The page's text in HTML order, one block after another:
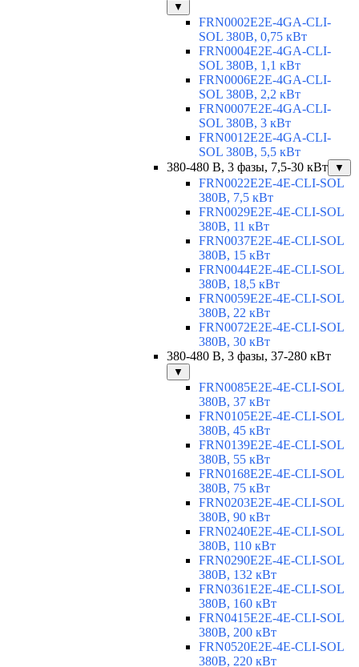
▼
FRN0002E2E-4GA-CLI-
SOL 380В, 0,75 кВт
FRN0004E2E-4GA-CLI-
SOL 380В, 1,1 кВт
FRN0006E2E-4GA-CLI-
SOL 380В, 2,2 кВт
FRN0007E2E-4GA-CLI-
SOL 380В, 3 кВт
FRN0012E2E-4GA-CLI-
SOL 380В, 5,5 кВт
380-480 В, 3 фазы, 7,5-30 кВт
▼
FRN0022E2E-4E-CLI-SOL
380В, 7,5 кВт
FRN0029E2E-4E-CLI-SOL
380В, 11 кВт
FRN0037E2E-4E-CLI-SOL
380В, 15 кВт
FRN0044E2E-4E-CLI-SOL
380В, 18,5 кВт
FRN0059E2E-4E-CLI-SOL
380В, 22 кВт
FRN0072E2E-4E-CLI-SOL
380В, 30 кВт
380-480 В, 3 фазы, 37-280 кВт
▼
FRN0085E2E-4E-CLI-SOL
380В, 37 кВт
FRN0105E2E-4E-CLI-SOL
380В, 45 кВт
FRN0139E2E-4E-CLI-SOL
380В, 55 кВт
FRN0168E2E-4E-CLI-SOL
380В, 75 кВт
FRN0203E2E-4E-CLI-SOL
380В, 90 кВт
FRN0240E2E-4E-CLI-SOL
380В, 110 кВт
FRN0290E2E-4E-CLI-SOL
380В, 132 кВт
FRN0361E2E-4E-CLI-SOL
380В, 160 кВт
FRN0415E2E-4E-CLI-SOL
380В, 200 кВт
FRN0520E2E-4E-CLI-SOL
380В, 220 кВт